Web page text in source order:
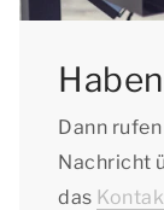
Dann
Nachricht
das